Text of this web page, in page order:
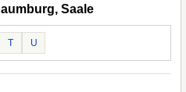
Saale
T U